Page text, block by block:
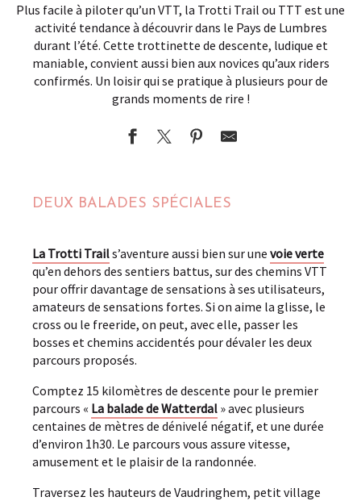
Plus facile à piloter qu’un VTT, la Trotti Trail ou TTT est une
activité tendance à découvrir dans le Pays de Lumbres
durant l’été. Cette trottinette de descente, ludique et
maniable, convient aussi bien aux novices qu’aux riders
confirmés. Un loisir qui se pratique à plusieurs pour de
grands moments de rire !
DEUX BALADES SPÉCIALES
La Trotti Trails’aventure aussi bien sur une voie verte
qu’en dehors des sentiers battus, sur des chemins VTT
pour offrir davantage de sensations à ses utilisateurs,
amateurs de sensations fortes. Si on aime la glisse, le
cross ou le freeride, on peut, avec elle, passer les
bosses et chemins accidentés pour dévaler les deux
parcours proposés.
Comptez 15 kilomètres de descente pour le premier
parcours « La balade de Watterdal » avec plusieurs
centaines de mètres de dénivelé négatif, et une durée
d’environ 1h30. Le parcours vous assure vitesse,
amusement et le plaisir de la randonnée.
Traversez les hauteurs de Vaudringhem, petit village